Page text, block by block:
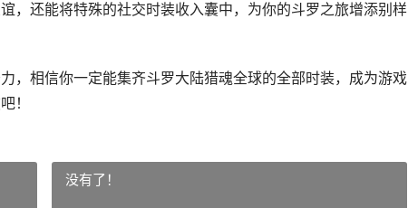
，还能将特殊的社交时装收入囊中，为你的斗罗之旅增添别样
，相信你一定能集齐斗罗大陆猎魂全球的全部时装，成为游戏
！
没有了！